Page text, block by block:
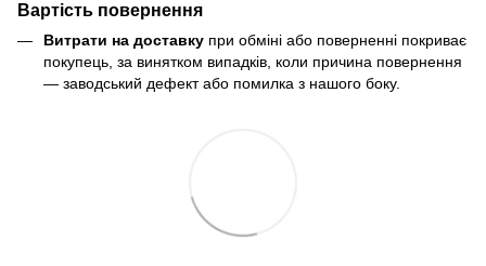
Вартість повернення
Витрати на доставку при обміні або поверненні покриває
покупець, за винятком випадків, коли причина повернення
— заводський дефект або помилка з нашого боку.